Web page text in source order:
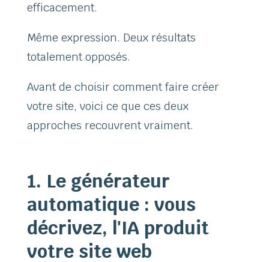
efficacement.
Même expression. Deux résultats
totalement opposés.
Avant de choisir comment faire créer
votre site, voici ce que ces deux
approches recouvrent vraiment.
1. Le générateur
automatique : vous
décrivez, l'IA produit
votre site web